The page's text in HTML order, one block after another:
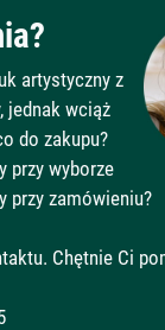
artystyczny z
jednak wciąż
do zakupu?
przy wyborze
przy zamówieniu?
Chętnie Ci